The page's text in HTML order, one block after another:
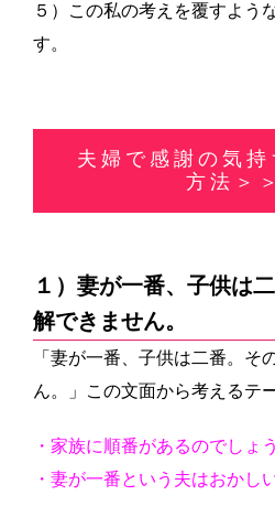
５）この私の考えを覆すよう
す。
夫婦で感謝の気持
方法＞
１）妻が一番、子供は
解できません。
「妻が一番、子供は二番。そ
ん。」
この文面から考えるテ
・家族に順番があるのでしょ
・妻が一番という夫はおかし